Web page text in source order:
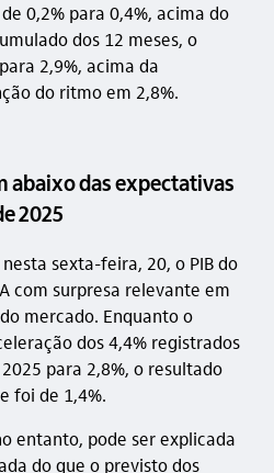
0,2% para 0,4%, acima do
dos 12 meses, o
2,9%, acima da
do ritmo em 2,8%.
abaixo das expectativas
2025
sexta-feira, 20, o PIB do
com surpresa relevante em
mercado. Enquanto o
dos 4,4% registrados
para 2,8%, o resultado
foi de 1,4%.
entanto, pode ser explicada
do que o previsto dos